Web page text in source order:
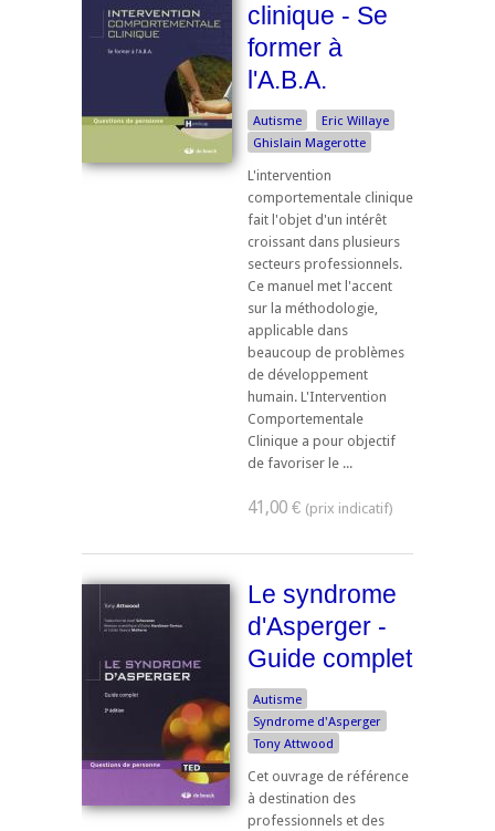
clinique - Se
former à
l'A.B.A.
Autisme
Eric Willaye
Ghislain Magerotte
L'intervention
comportementale clinique
fait l'objet d'un intérêt
croissant dans plusieurs
secteurs professionnels.
Ce manuel met l'accent
sur la méthodologie,
applicable dans
beaucoup de problèmes
de développement
humain. L'Intervention
Comportementale
Clinique a pour objectif
de favoriser le ...
41,00 €
Le syndrome
d'Asperger -
Guide complet
Autisme
Syndrome d'Asperger
Tony Attwood
Cet ouvrage de référence
à destination des
professionnels et des